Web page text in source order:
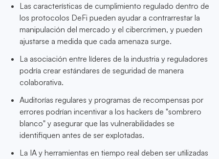
Las características de cumplimiento regulado dentro de
los protocolos DeFi pueden ayudar a contrarrestar la
manipulación del mercado y el cibercrimen, y pueden
ajustarse a medida que cada amenaza surge.
La asociación entre líderes de la industria y reguladores
podría crear estándares de seguridad de manera
colaborativa.
Auditorías regulares y programas de recompensas por
errores podrían incentivar a los hackers de "sombrero
blanco" y asegurar que las vulnerabilidades se
identifiquen antes de ser explotadas.
La IA y herramientas en tiempo real deben ser utilizadas